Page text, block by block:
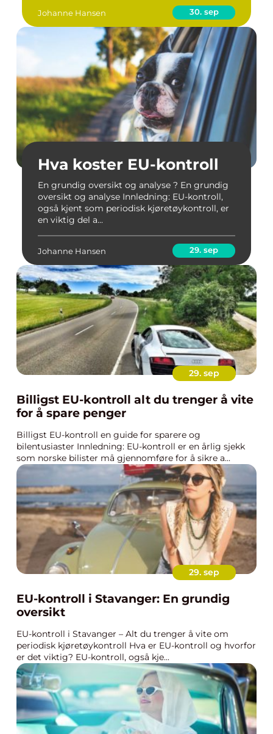
Johanne Hansen 30. sep
Hva koster EU-kontroll
En grundig oversikt og analyse ? En grundig
oversikt og analyse Innledning: EU-kontroll,
også kjent som periodisk kjøretøykontroll, er
en viktig del a...
Johanne Hansen 29. sep
29. sep
Billigst EU-kontroll alt du trenger å vite
for å spare penger
Billigst EU-kontroll en guide for sparere og
bilentusiaster Innledning: EU-kontroll er en årlig sjekk
som norske bilister må gjennomføre for å sikre a...
29. sep
EU-kontroll i Stavanger: En grundig
oversikt
EU-kontroll i Stavanger – Alt du trenger å vite om
periodisk kjøretøykontroll Hva er EU-kontroll og hvorfor
er det viktig? EU-kontroll, også kje...